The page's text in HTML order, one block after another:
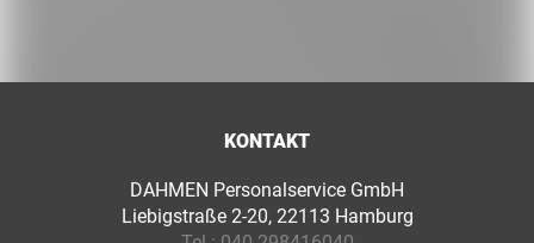
KONTAKT
DAHMEN Personalservice GmbH
Liebigstraße 2-20, 22113 Hamburg